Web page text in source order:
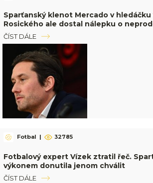
Sparťanský klenot Mercado v
Rosického ale dostal nálepku o
ČÍST DÁLE
Fotbal | 32785
Fotbalový expert Vízek ztratil řeč.
výkonem donutila jenom chválit
ČÍST DÁLE